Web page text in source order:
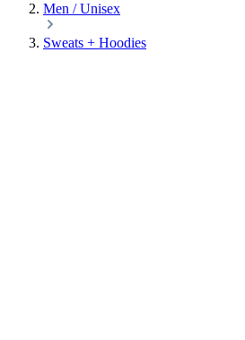
Men / Unisex
Sweats + Hoodies